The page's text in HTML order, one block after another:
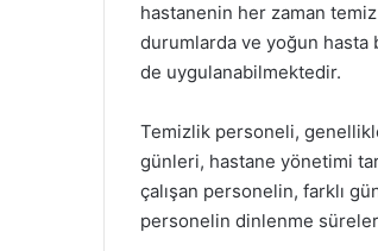
hastanenin her zaman temiz
durumlarda ve yoğun hasta
de uygulanabilmektedir.
Temizlik personeli,
günleri, hastane yönetimi
çalışan personelin, farklı
personelin dinlenme